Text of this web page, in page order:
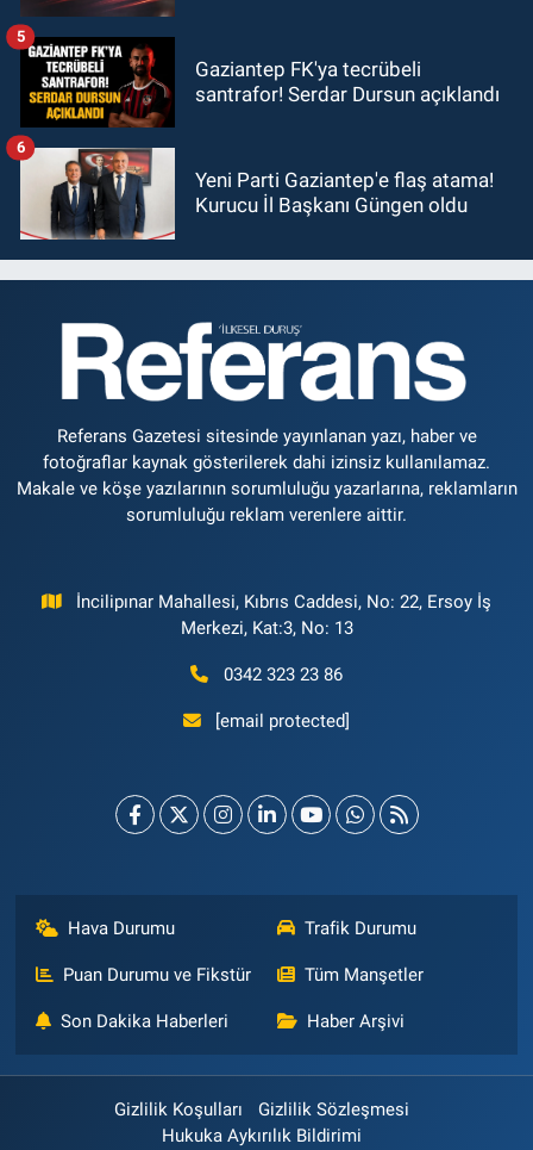
Gaziantep FK'ya tecrübeli
santrafor! Serdar Dursun açıklandı
5
Yeni Parti Gaziantep'e flaş atama!
Kurucu İl Başkanı Güngen oldu
6
Referans Gazetesi sitesinde yayınlanan yazı, haber ve
fotoğraflar kaynak gösterilerek dahi izinsiz kullanılamaz.
Makale ve köşe yazılarının sorumluluğu yazarlarına, reklamların
sorumluluğu reklam verenlere aittir.
İncilipınar Mahallesi, Kıbrıs Caddesi, No: 22, Ersoy İş
Merkezi, Kat:3, No: 13
0342 323 23 86
[email protected]
Hava Durumu Trafik Durumu
Puan Durumu ve Fikstür Tüm Manşetler
Son Dakika Haberleri Haber Arşivi
Gizlilik Koşulları
Gizlilik Sözleşmesi
Hukuka Aykırılık Bildirimi